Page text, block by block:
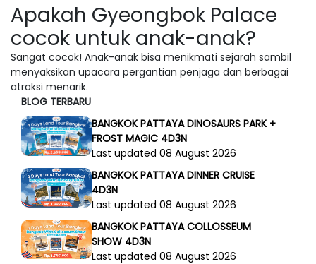
Apakah Gyeongbok Palace
cocok untuk anak-anak?
Sangat cocok! Anak-anak bisa menikmati sejarah sambil
menyaksikan upacara pergantian penjaga dan berbagai
atraksi menarik.
BLOG TERBARU
BANGKOK PATTAYA DINOSAURS PARK +
FROST MAGIC 4D3N
Last updated 08 August 2026
BANGKOK PATTAYA DINNER CRUISE
4D3N
Last updated 08 August 2026
BANGKOK PATTAYA COLLOSSEUM
SHOW 4D3N
Last updated 08 August 2026